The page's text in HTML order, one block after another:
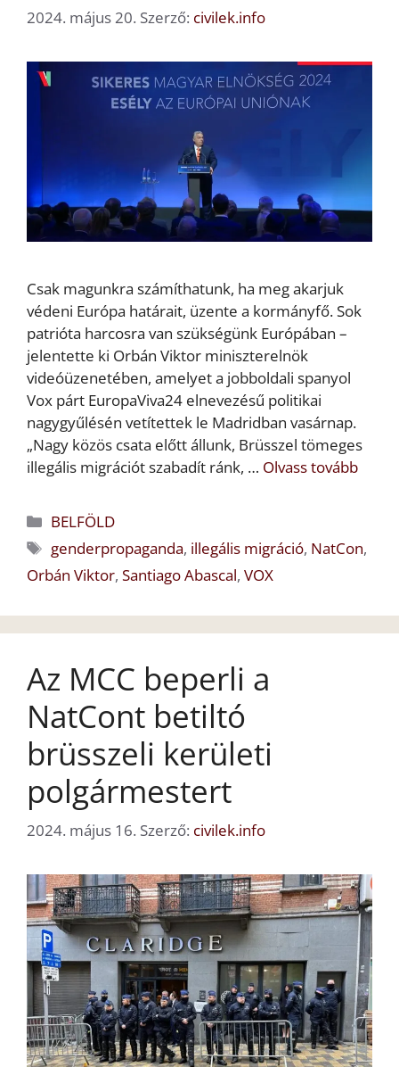
2024. május 20. Szerző: civilek.info
Csak magunkra számíthatunk, ha meg akarjuk
védeni Európa határait, üzente a kormányfő. Sok
patrióta harcosra van szükségünk Európában –
jelentette ki Orbán Viktor miniszterelnök
videóüzenetében, amelyet a jobboldali spanyol
Vox párt EuropaViva24 elnevezésű politikai
nagygyűlésén vetítettek le Madridban vasárnap.
„Nagy közös csata előtt állunk, Brüsszel tömeges
illegális migrációt szabadít ránk, … Olvass tovább
Kategória
BELFÖLD
Címkék
genderpropaganda, illegális migráció, NatCon,
Orbán Viktor, Santiago Abascal, VOX
Az MCC beperli a
NatCont betiltó
brüsszeli kerületi
polgármestert
2024. május 16. Szerző: civilek.info